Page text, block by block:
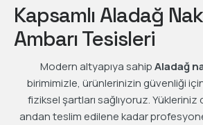
Kapsamlı Aladağ
Ambarı Tesisleri
Modern altyapıya sahipAladağ
birimimizle, ürünlerinizin güvenliği
fiziksel şartları sağlıyoruz.
andan teslim edilene kadar